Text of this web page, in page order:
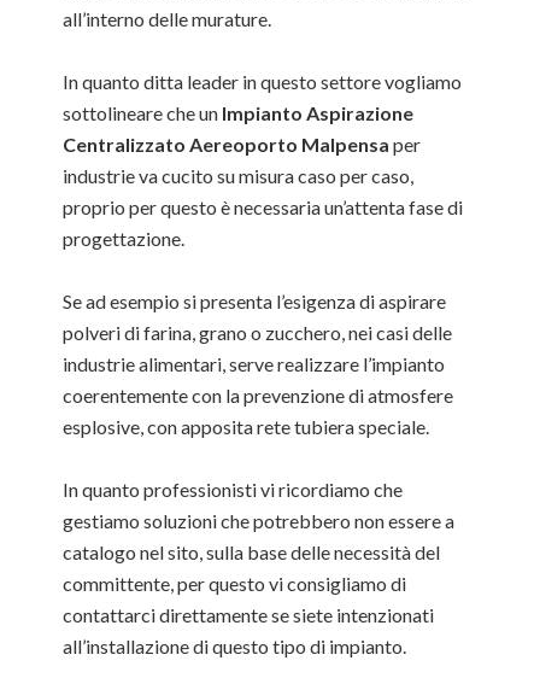
all’interno delle murature.
In quanto ditta leader in questo settore vogliamo
sottolineare che un Impianto Aspirazione
Centralizzato Aereoporto Malpensa per
industrie va cucito su misura caso per caso,
proprio per questo è necessaria un’attenta fase di
progettazione.
Se ad esempio si presenta l’esigenza di aspirare
polveri di farina, grano o zucchero, nei casi delle
industrie alimentari, serve realizzare l’impianto
coerentemente con la prevenzione di atmosfere
esplosive, con apposita rete tubiera speciale.
In quanto professionisti vi ricordiamo che
gestiamo soluzioni che potrebbero non essere a
catalogo nel sito, sulla base delle necessità del
committente, per questo vi consigliamo di
contattarci direttamente se siete intenzionati
all’installazione di questo tipo di impianto.